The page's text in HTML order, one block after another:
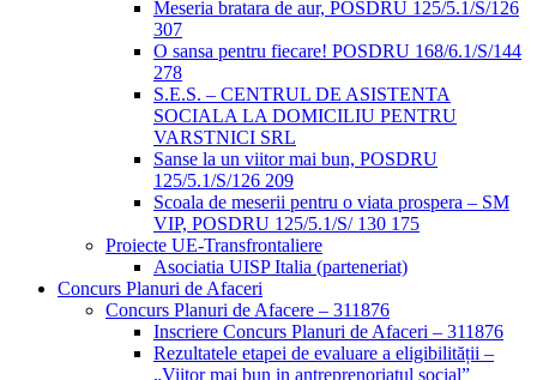
Meseria bratara de aur, POSDRU 125/5.1/S/126
307
O sansa pentru fiecare! POSDRU 168/6.1/S/144
278
S.E.S. – CENTRUL DE ASISTENTA
SOCIALA LA DOMICILIU PENTRU
VARSTNICI SRL
Sanse la un viitor mai bun, POSDRU
125/5.1/S/126 209
Scoala de meserii pentru o viata prospera – SM
VIP, POSDRU 125/5.1/S/ 130 175
Proiecte UE-Transfrontaliere
Asociatia UISP Italia (parteneriat)
Concurs Planuri de Afaceri
Concurs Planuri de Afacere – 311876
Inscriere Concurs Planuri de Afaceri – 311876
Rezultatele etapei de evaluare a eligibilității –
„Viitor mai bun in antreprenoriatul social”